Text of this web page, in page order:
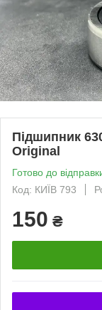
Підшипник
Original
Готово до
Код: КИЇВ 793
150 ₴